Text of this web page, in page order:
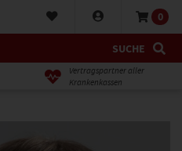
0
SUCHE
Vertragspartner aller
Krankenkassen